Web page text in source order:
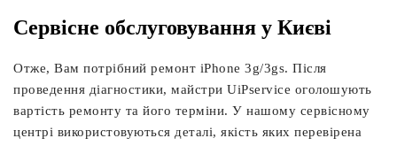
Сервісне обслуговування у Києві
Отже, Вам потрібний ремонт iPhone 3g/3gs. Після
проведення діагностики, майстри UiPservice оголошують
вартість ремонту та його терміни. У нашому сервісному
центрі використовуються деталі, якість яких перевірена